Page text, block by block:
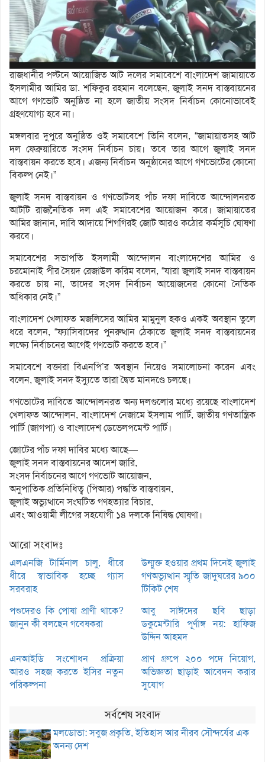
রাজধানীর পল্টনে আয়োজিত আট দলের সমাবেশে বাংলাদেশ জামায়াতে
ইসলামীর আমির ডা. শফিকুর রহমান বলেছেন, জুলাই সনদ বাস্তবায়নের
আগে গণভোট অনুষ্ঠিত না হলে জাতীয় সংসদ নির্বাচন কোনোভাবেই
গ্রহণযোগ্য হবে না।
মঙ্গলবার দুপুরে অনুষ্ঠিত ওই সমাবেশে তিনি বলেন, “জামায়াতসহ আট
দল ফেব্রুয়ারিতে সংসদ নির্বাচন চায়। তবে তার আগে জুলাই সনদ
বাস্তবায়ন করতে হবে। এজন্য নির্বাচন অনুষ্ঠানের আগে গণভোটের কোনো
বিকল্প নেই।”
জুলাই সনদ বাস্তবায়ন ও গণভোটসহ পাঁচ দফা দাবিতে আন্দোলনরত
আটটি রাজনৈতিক দল এই সমাবেশের আয়োজন করে। জামায়াতের
আমির জানান, দাবি আদায়ে শিগগিরই জোট আরও কঠোর কর্মসূচি ঘোষণা
করবে।
সমাবেশের সভাপতি ইসলামী আন্দোলন বাংলাদেশের আমির ও
চরমোনাই পীর সৈয়দ রেজাউল করিম বলেন, “যারা জুলাই সনদ বাস্তবায়ন
করতে চায় না, তাদের সংসদ নির্বাচন আয়োজনের কোনো নৈতিক
অধিকার নেই।”
বাংলাদেশ খেলাফত মজলিসের আমির মামুনুল হকও একই অবস্থান তুলে
ধরে বলেন, “ফ্যাসিবাদের পুনরুত্থান ঠেকাতে জুলাই সনদ বাস্তবায়নের
লক্ষ্যে নির্বাচনের আগেই গণভোট করতে হবে।”
সমাবেশে বক্তারা বিএনপি’র অবস্থান নিয়েও সমালোচনা করেন এবং
বলেন, জুলাই সনদ ইস্যুতে তারা দ্বৈত মানদণ্ডে চলছে।
গণভোটের দাবিতে আন্দোলনরত অন্য দলগুলোর মধ্যে রয়েছে বাংলাদেশ
খেলাফত আন্দোলন, বাংলাদেশ নেজামে ইসলাম পার্টি, জাতীয় গণতান্ত্রিক
পার্টি (জাগপা) ও বাংলাদেশ ডেভেলপমেন্ট পার্টি।
জোটের পাঁচ দফা দাবির মধ্যে আছে—
জুলাই সনদ বাস্তবায়নের আদেশ জারি,
সংসদ নির্বাচনের আগে গণভোট আয়োজন,
অনুপাতিক প্রতিনিধিত্ব (পিআর) পদ্ধতি বাস্তবায়ন,
জুলাই অভ্যুত্থানে সংঘটিত গণহত্যার বিচার,
এবং আওয়ামী লীগের সহযোগী ১৪ দলকে নিষিদ্ধ ঘোষণা।
আরো সংবাদঃ
এলএনজি টার্মিনাল চালু, ধীরে
ধীরে স্বাভাবিক হচ্ছে গ্যাস
সরবরাহ
উন্মুক্ত হওয়ার প্রথম দিনেই জুলাই
গণঅভ্যুত্থান স্মৃতি জাদুঘরের ৯০০
টিকিট শেষ
পশুদেরও কি পোষা প্রাণী থাকে?
জানুন কী বলছেন গবেষকরা
আবু সাঈদের ছবি ছাড়া
ডকুমেন্টারি পূর্ণাঙ্গ নয়: হাফিজ
উদ্দিন আহমদ
এনআইডি সংশোধন প্রক্রিয়া
আরও সহজ করতে ইসির নতুন
পরিকল্পনা
প্রাণ গ্রুপে ২০০ পদে নিয়োগ,
অভিজ্ঞতা ছাড়াই আবেদন করার
সুযোগ
সর্বশেষ সংবাদ
মলডোভা: সবুজ প্রকৃতি, ইতিহাস আর নীরব সৌন্দর্যের এক
অনন্য দেশ